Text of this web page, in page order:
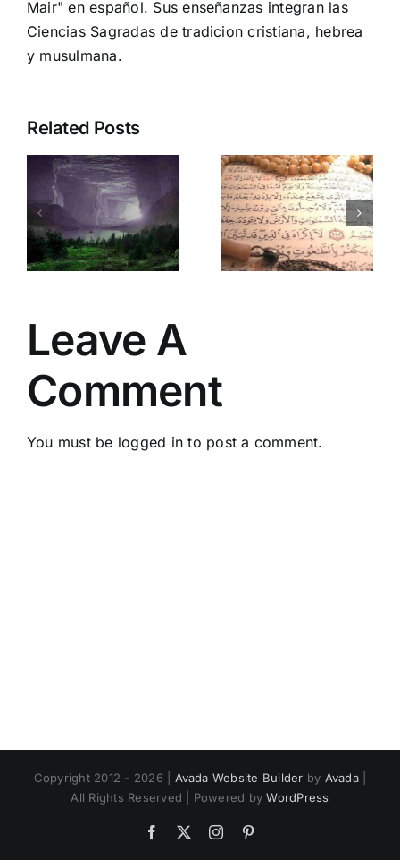
Mair" en español. Sus enseñanzas integran las
Ciencias Sagradas de tradicion cristiana, hebrea
y musulmana.
Related Posts
Supera
bloqueos y
conectate
con la
Divinidad:
Ciudad
en kin 1
Bajo Sitio
en kin 12:
Sana
karma
Leave A
Comment
You must be logged in to post a comment.
Copyright 2012 - 2026 | Avada Website Builder by Avada|
All Rights Reserved | Powered byWordPress
Facebook Instagram